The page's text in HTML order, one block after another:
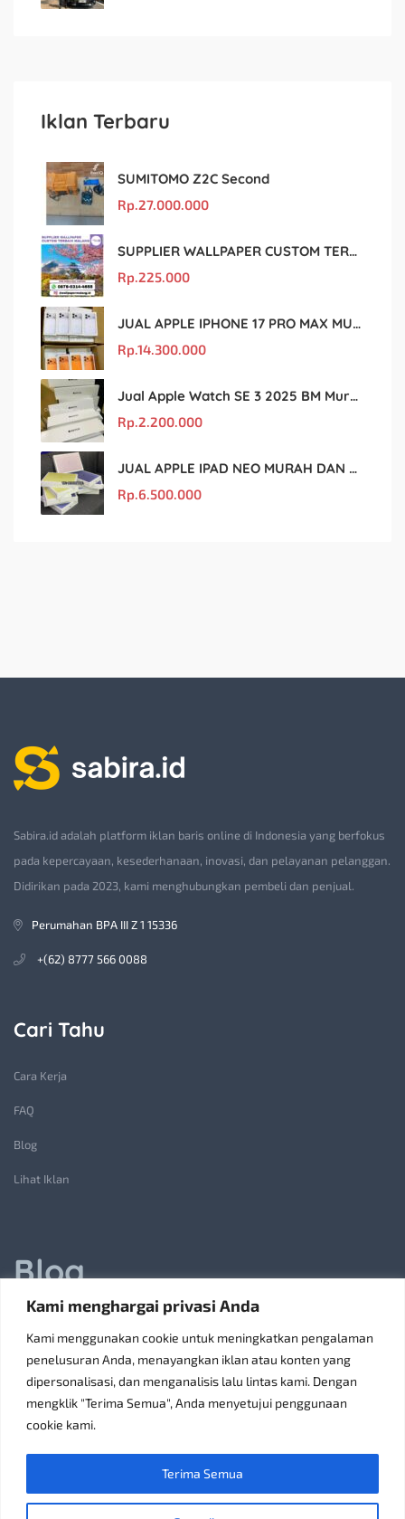
Kami menghargai privasi Anda
Kami menggunakan cookie untuk meningkatkan pengalaman
penelusuran Anda, menayangkan iklan atau konten yang
dipersonalisasi, dan menganalisis lalu lintas kami. Dengan
mengklik "Terima Semua", Anda menyetujui penggunaan
cookie kami.
Terima Semua
Iklan Terbaru
SUMITOMO Z2C Second
Rp.27.000.000
SUPPLIER WALLPAPER CUSTOM TERBAIK MALANG
Rp.225.000
JUAL APPLE IPHONE 17 PRO MAX MURAH DAN ORIGINAL
Rp.14.300.000
Jual Apple Watch SE 3 2025 BM Murah Dan original
Rp.2.200.000
JUAL APPLE IPAD NEO MURAH DAN ORIGINAL
Rp.6.500.000
Sabira.id adalah platform iklan baris online di Indonesia yang berfokus
pada kepercayaan, kesederhanaan, inovasi, dan pelayanan pelanggan.
Didirikan pada 2023, kami menghubungkan pembeli dan penjual.
Perumahan BPA III Z 1 15336
+(62) 8777 566 0088
Cari Tahu
Cara Kerja
FAQ
Blog
Lihat Iklan
Blog
Jasa Pembuatan Lift Barang: Solusi Transportasi Vertikal
Receiving Parcels and Mail at a Rented Room in Singapore
6 Tips Pilih Oven Listrik Terbaik Sesuai Kebutuhan
Konsultan Pajak Bandung Jakarta Solusi Bisnis
Discoverypropertyid Solusi Website Properti Terbaik